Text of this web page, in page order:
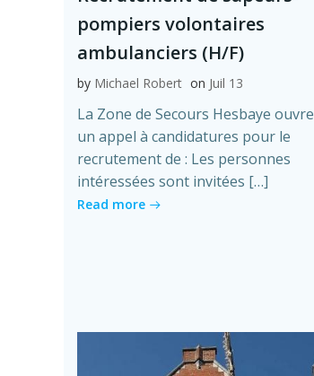
pompiers volontaires
ambulanciers (H/F)
by Michael Robert on Juil 13
La Zone de Secours Hesbaye ouvre
un appel à candidatures pour le
recrutement de : Les personnes
intéressées sont invitées […]
Read more